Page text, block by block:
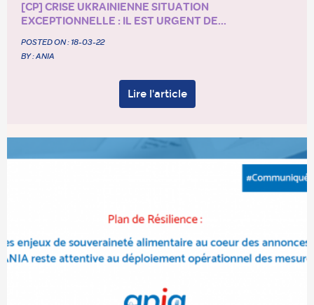
[CP] CRISE UKRAINIENNE SITUATION
EXCEPTIONNELLE : IL EST URGENT DE...
POSTED ON : 18-03-22
BY : ANIA
Lire l'article